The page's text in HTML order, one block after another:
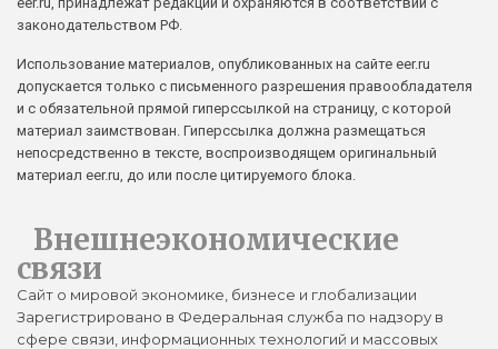
законодательством РФ.
Использование материалов, опубликованных на сайте eer.ru
допускается только с письменного разрешения правообладателя
и с обязательной прямой гиперссылкой на страницу, с которой
материал заимствован. Гиперссылка должна размещаться
непосредственно в тексте, воспроизводящем оригинальный
материал eer.ru, до или после цитируемого блока.
Внешнеэкономические
связи
Сайт о мировой экономике, бизнесе и глобализации
Зарегистрировано в Федеральная служба по надзору в
сфере связи, информационных технологий и массовых